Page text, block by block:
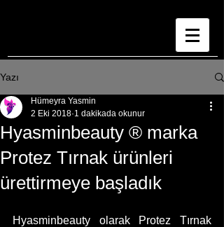
Yazı
Hyasminbeauty ® marka
Protez Tırnak ürünleri
ürettirmeye başladık
Hümeyra Yasmin
2 Eki 2018 1 dakikada okunur
Hyasminbeauty olarak Protez Tırnak